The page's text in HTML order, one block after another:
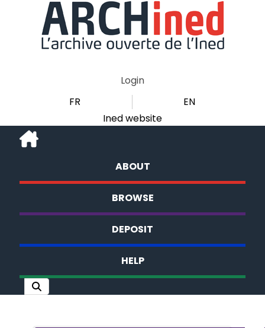
Login
FR
EN
Ined website
ABOUT
BROWSE
DEPOSIT
HELP